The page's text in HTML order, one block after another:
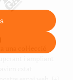
una col·lecció
estat